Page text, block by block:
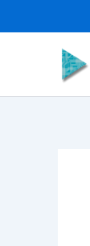
to